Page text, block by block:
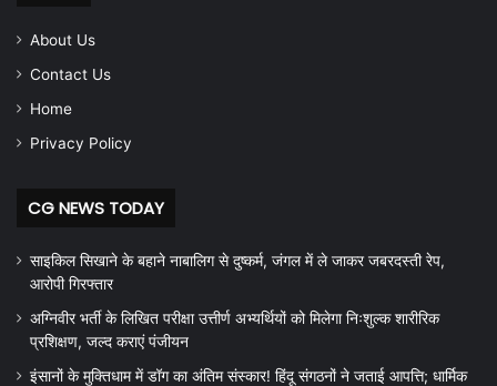
About Us
Contact Us
Home
Privacy Policy
CG NEWS TODAY
साइकिल सिखाने के बहाने नाबालिग से दुष्कर्म, जंगल में ले जाकर जबरदस्ती रेप,
आरोपी गिरफ्तार
अग्निवीर भर्ती के लिखित परीक्षा उत्तीर्ण अभ्यर्थियों को मिलेगा निःशुल्क शारीरिक
प्रशिक्षण, जल्द कराएं पंजीयन
इंसानों के मुक्तिधाम में डॉग का अंतिम संस्कार! हिंदू संगठनों ने जताई आपत्ति; धार्मिक